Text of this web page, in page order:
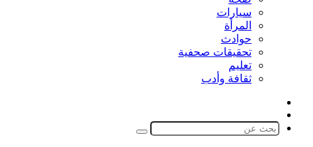
سيارات
المرأة
حوادث
تحقيقات صحفية
تعليم
ثقافة وأدب
المظلم
بحث